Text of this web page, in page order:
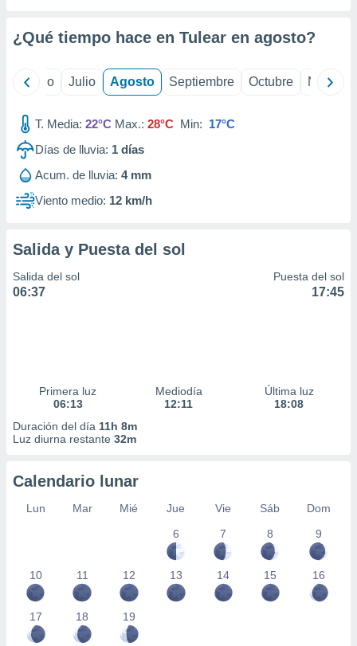
mediante
publicidad
1199
¿Qué tiempo hace en Tulear en agosto?
Junio Julio Agosto Septiembre Octubre
T. Media: 22°C Max.: 28°C Min: 17°C
Días de lluvia: 1 días
Acum. de lluvia: 4 mm
Viento medio: 12 km/h
Salida y Puesta del sol
Salida del sol
06:37
Puesta del sol
17:45
Primera luz
06:13
Mediodía
12:11
Última luz
18:08
Duración del día 11h 8m
Luz diurna restante 32m
Calendario lunar
Lun Mar Mié Jue Vie Sáb
Dom
6
7 8 9
10 11 12 13 14 15 16
17 18 19